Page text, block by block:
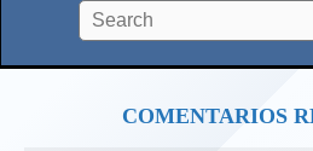
COMENTARIOS